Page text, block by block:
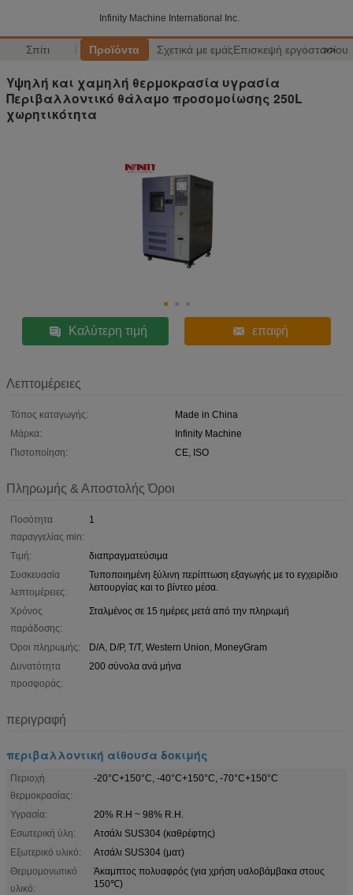
Infinity Machine International Inc.
Σπίτι Προϊόντα Σχετικά με εμάςΕπισκεψή εργοστασίου
>>
Υψηλή και χαμηλή θερμοκρασία υγρασία
Περιβαλλοντικό θάλαμο προσομοίωσης 250L
χωρητικότητα
Καλύτερη τιμή επαφή
Λεπτομέρειες
Τόπος καταγωγής:
Made in China
Μάρκα:
Infinity Machine
Πιστοποίηση:
CE, ISO
Πληρωμής & Αποστολής Όροι
Ποσότητα
παραγγελίας min:
1
Τιμή:
διαπραγματεύσιμα
Συσκευασία
λεπτομέρειες:
Τυποποιημένη ξύλινη περίπτωση εξαγωγής με το εγχειρίδιο
λειτουργίας και το βίντεο μέσα.
Χρόνος
παράδοσης:
Σταλμένος σε 15 ημέρες μετά από την πληρωμή
Όροι πληρωμής:
D/A, D/P, T/T, Western Union, MoneyGram
Δυνατότητα
προσφοράς:
200 σύνολα ανά μήνα
περιγραφή
περιβαλλοντική αίθουσα δοκιμής
Περιοχή
θερμοκρασίας:
-20°C+150°C, -40°C+150°C, -70°C+150°C
Υγρασία:
20% R.H ~ 98% R.H.
Εσωτερική ύλη:
Ατσάλι SUS304 (καθρέφτης)
Εξωτερικό υλικό:
Ατσάλι SUS304 (ματ)
Θερμομονωτικό
υλικό:
Άκαμπτος πολυαφρός (για χρήση υαλοβάμβακα στους
150℃)